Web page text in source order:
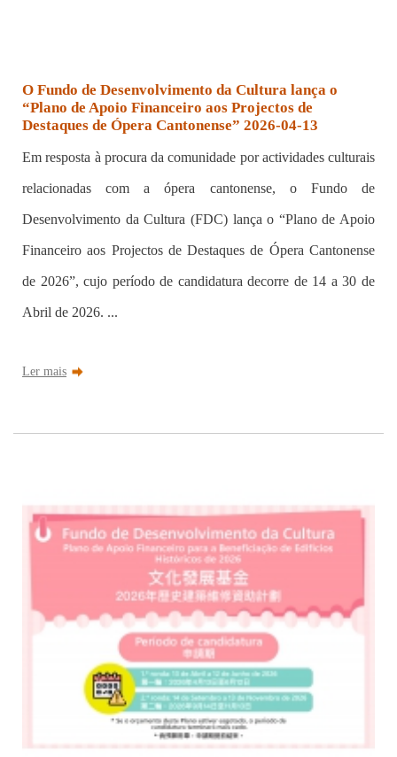
O Fundo de Desenvolvimento da Cultura lança o
“Plano de Apoio Financeiro aos Projectos de
Destaques de Ópera Cantonense” 2026-04-13
Em resposta à procura da comunidade por actividades culturais
relacionadas com a ópera cantonense, o Fundo de
Desenvolvimento da Cultura (FDC) lança o “Plano de Apoio
Financeiro aos Projectos de Destaques de Ópera Cantonense
de 2026”, cujo período de candidatura decorre de 14 a 30 de
Abril de 2026. ...
Ler mais